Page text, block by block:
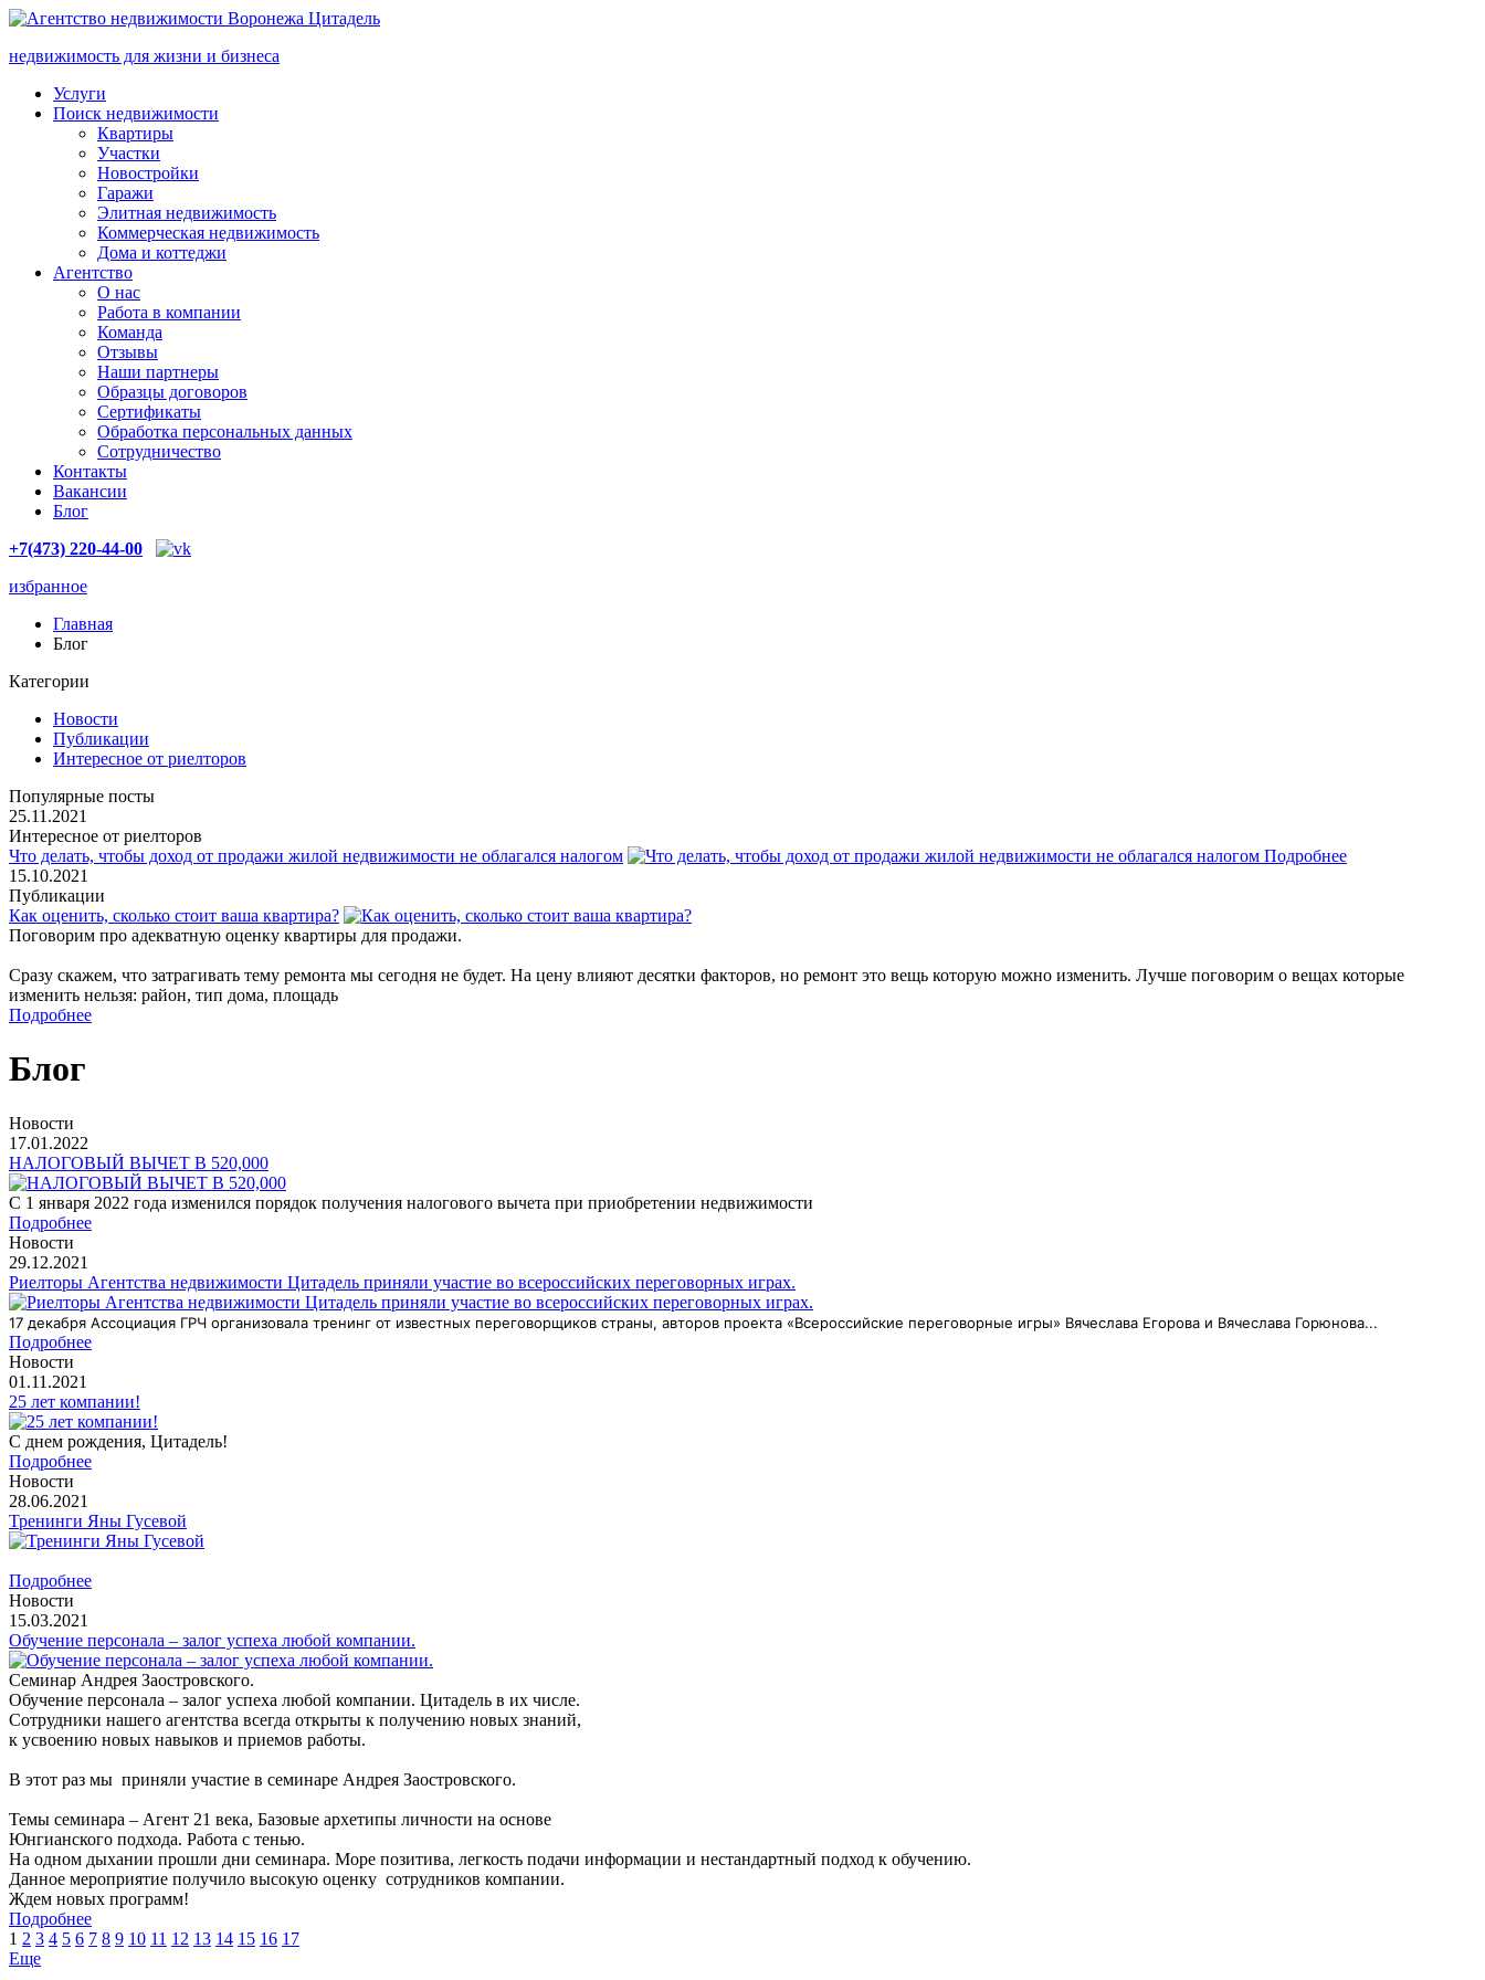
недвижимость для жизни и бизнеса
Услуги
Поиск недвижимости
Квартиры
Участки
Новостройки
Гаражи
Элитная недвижимость
Коммерческая недвижимость
Дома и коттеджи
Агентство
О нас
Работа в компании
Команда
Отзывы
Наши партнеры
Образцы договоров
Сертификаты
Обработка персональных данных
Сотрудничество
Контакты
Вакансии
Блог
+7(473) 220-44-00
избранное
Главная
Блог
Категории
Новости
Публикации
Интересное от риелторов
Популярные посты
25.11.2021
Интересное от риелторов
Что делать, чтобы доход от продажи жилой недвижимости не облагался налогом
Подробнее
15.10.2021
Публикации
Как оценить, сколько стоит ваша квартира?
Поговорим про адекватную оценку квартиры для продажи.
Сразу скажем, что затрагивать тему ремонта мы сегодня не будет. На цену влияют десятки факторов, но ремонт это вещь которую можно изменить. Лучше поговорим о вещах которые
изменить нельзя: район, тип дома, площадь
Подробнее
Блог
Новости
17.01.2022
НАЛОГОВЫЙ ВЫЧЕТ В 520,000
С 1 января 2022 года изменился порядок получения налогового вычета при приобретении недвижимости
Подробнее
Новости
29.12.2021
Риелторы Агентства недвижимости Цитадель приняли участие во всероссийских переговорных играх.
17 декабря Ассоциация ГРЧ организовала тренинг от известных переговорщиков страны, авторов проекта «Всероссийские переговорные игры» Вячеслава Егорова и Вячеслава Горюнова...
Подробнее
Новости
01.11.2021
25 лет компании!
С днем рождения, Цитадель!
Подробнее
Новости
28.06.2021
Тренинги Яны Гусевой
Подробнее
Новости
15.03.2021
Обучение персонала – залог успеха любой компании.
Семинар Андрея Заостровского.
Обучение персонала – залог успеха любой компании. Цитадель в их числе.
Сотрудники нашего агентства всегда открыты к получению новых знаний,
к усвоению новых навыков и приемов работы.
В этот раз мы приняли участие в семинаре Андрея Заостровского.
Темы семинара – Агент 21 века, Базовые архетипы личности на основе
Юнгианского подхода. Работа с тенью.
На одном дыхании прошли дни семинара. Море позитива, легкость подачи информации и нестандартный подход к обучению.
Данное мероприятие получило высокую оценку сотрудников компании.
Ждем новых программ!
Подробнее
1 2 3 4 5 6 7 8 9 10 11 12 13 14 15 16 17
Еще